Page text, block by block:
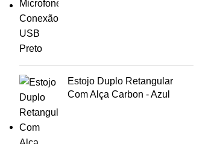
Estojo Duplo Retangular
Com Alça Carbon - Azul